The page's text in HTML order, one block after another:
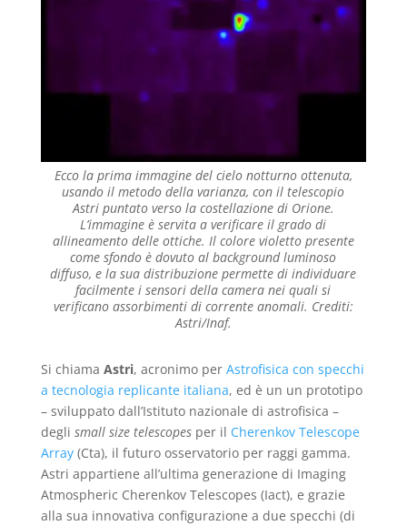
Ecco la prima immagine del cielo notturno ottenuta,
usando il metodo della varianza, con il telescopio
Astri puntato verso la costellazione di Orione.
L’immagine è servita a verificare il grado di
allineamento delle ottiche. Il colore violetto presente
come sfondo è dovuto al background luminoso
diffuso, e la sua distribuzione permette di individuare
facilmente i sensori della camera nei quali si
verificano assorbimenti di corrente anomali. Crediti:
Astri/Inaf.
Si chiama Astri, acronimo per Astrofisica con specchi
a tecnologia replicante italiana, ed è un un prototipo
– sviluppato dall’Istituto nazionale di astrofisica –
degli small size telescopesper il Cherenkov Telescope
Array(Cta), il futuro osservatorio per raggi gamma.
Astri appartiene all’ultima generazione di Imaging
Atmospheric Cherenkov Telescopes (Iact), e grazie
alla sua innovativa configurazione a due specchi (di